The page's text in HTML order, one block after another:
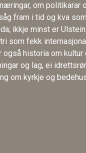
om politikarar
fram i tid og kva
ikkje minst er
som fekk
også historia om kultur
og lag, ei
om kyrkje og